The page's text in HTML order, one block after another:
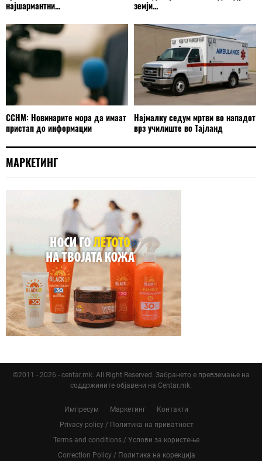
најшармантни...
земји...
ССНМ: Новинарите мора да имаат
пристап до информации
Најмалку седум мртви во нападот
врз училиште во Тајланд
МАРКЕТИНГ
©2011 - 2026 - centar.mk. All Right Reserved. Забрането е превземање на
соддржините објавени на Centar.mk.
Импресум Маркетинг
Контакти
Privacy policy / Политика на приватност
Terms and conditions / Услови за користење
Correction Policy / Политика на корекција